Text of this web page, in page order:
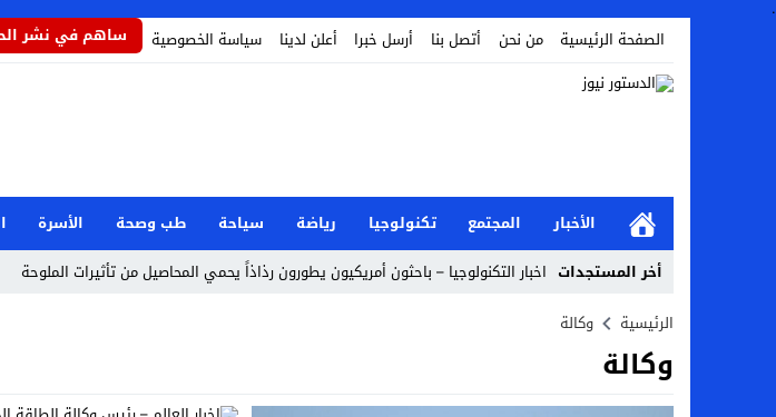
.
الصفحة الرئيسية
من نحن أتصل بنا أرسل خبرا أعلن لدينا سياسة الخصوصية ساهم في نشر
الأخبار المجتمع تكنولوجيا رياضة سياحة طب وصحة الأسرة
أخر المستجدات اخبار التكنولوجيا – باحثون أمريكيون يطورون رذاذاً يحمي المحاصيل من تأثيرات الملوحة
مال و اعمال – تراجع السندات الخليجية والمصرية بعد حادثة دمياط
الرئيسية وكالة
وكالة